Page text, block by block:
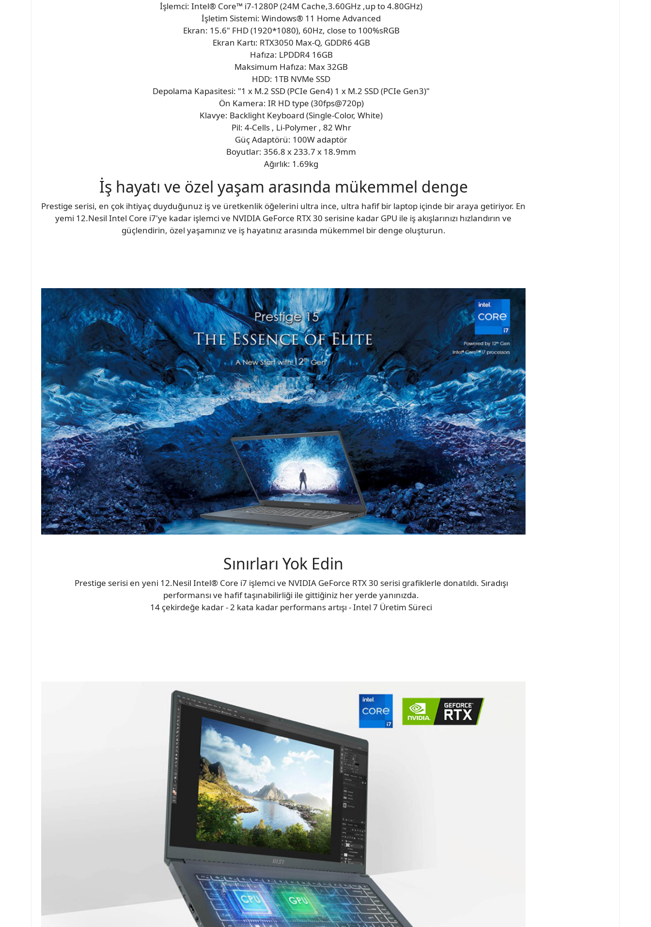
İşlemci: Intel® Core™ i7-1280P (24M Cache,3.60GHz ,up to 4.80GHz)
İşletim Sistemi: Windows® 11 Home Advanced
Ekran: 15.6" FHD (1920*1080), 60Hz, close to 100%sRGB
Ekran Kartı: RTX3050 Max-Q, GDDR6 4GB
Hafıza: LPDDR4 16GB
Maksimum Hafıza: Max 32GB
HDD: 1TB NVMe SSD
Depolama Kapasitesi: "1 x M.2 SSD (PCIe Gen4) 1 x M.2 SSD (PCIe Gen3)"
Ön Kamera: IR HD type (30fps@720p)
Klavye: Backlight Keyboard (Single-Color, White)
Pil: 4-Cells , Li-Polymer , 82 Whr
Güç Adaptörü: 100W adaptör
Boyutlar: 356.8 x 233.7 x 18.9mm
Ağırlık: 1.69kg
İş hayatı ve özel yaşam arasında mükemmel denge
Prestige serisi, en çok ihtiyaç duyduğunuz iş ve üretkenlik öğelerini ultra ince, ultra hafif bir laptop içinde bir araya getiriyor. En
yemi 12.Nesil Intel Core i7'ye kadar işlemci ve NVIDIA GeForce RTX 30 serisine kadar GPU ile iş akışlarınızı hızlandırın ve
güçlendirin, özel yaşamınız ve iş hayatınız arasında mükemmel bir denge oluşturun.
Sınırları Yok Edin
Prestige serisi en yeni 12.Nesil Intel® Core i7 işlemci ve NVIDIA GeForce RTX 30 serisi grafiklerle donatıldı. Sıradışı
performansı ve hafif taşınabilirliği ile gittiğiniz her yerde yanınızda.
14 çekirdeğe kadar - 2 kata kadar performans artışı - Intel 7 Üretim Süreci